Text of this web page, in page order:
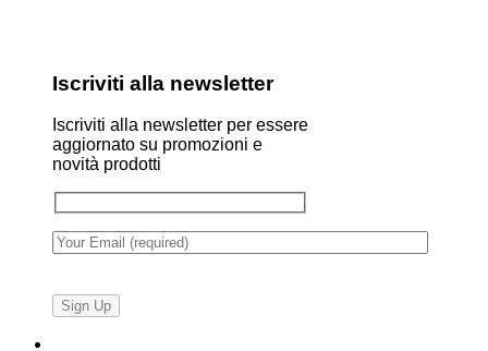
Iscriviti alla newsletter
Iscriviti alla newsletter per essere
aggiornato su promozioni e
novità prodotti